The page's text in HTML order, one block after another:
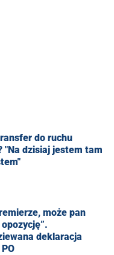
do ruchu
"Na dzisiaj jestem tam
może pan
deklaracja